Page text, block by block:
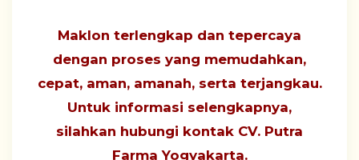
Maklon terlengkap dan tepercaya
dengan proses yang memudahkan,
cepat, aman, amanah, serta terjangkau.
Untuk informasi selengkapnya,
silahkan hubungi kontak CV. Putra
Farma Yogyakarta.